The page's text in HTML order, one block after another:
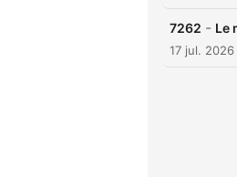
7262 - Le
17 jul. 2026